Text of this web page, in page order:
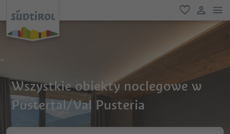
ulubione
link
Wszystkie obiekty noclegowe w
Pustertal/Val Pusteria